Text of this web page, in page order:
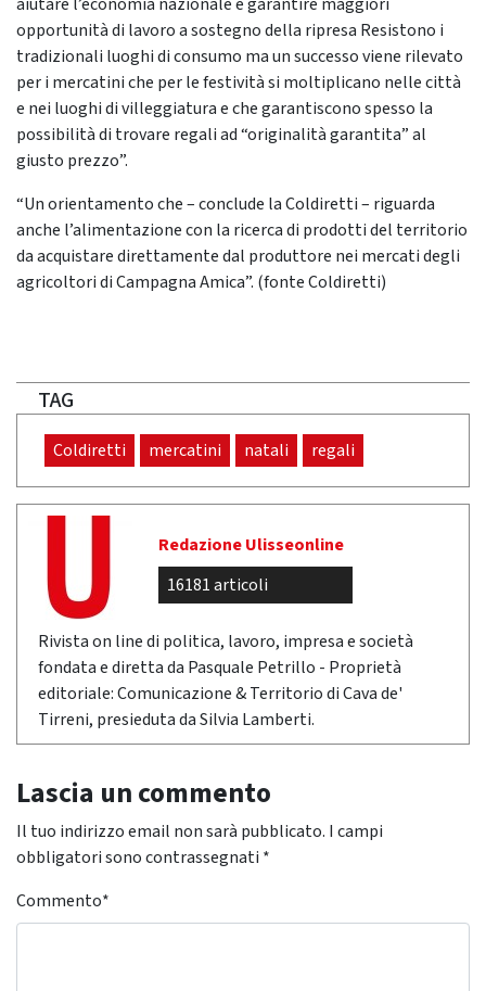
opportunità di lavoro a sostegno della ripresa Resistono i
tradizionali luoghi di consumo ma un successo viene rilevato
per i mercatini che per le festività si moltiplicano nelle città
e nei luoghi di villeggiatura e che garantiscono spesso la
possibilità di trovare regali ad “originalità garantita” al
giusto prezzo”.
“Un orientamento che – conclude la Coldiretti – riguarda
anche l’alimentazione con la ricerca di prodotti del territorio
da acquistare direttamente dal produttore nei mercati degli
agricoltori di Campagna Amica”. (fonte Coldiretti)
TAG
Coldiretti mercatini natali regali
Redazione Ulisseonline
16181 articoli
Rivista on line di politica, lavoro, impresa e società
fondata e diretta da Pasquale Petrillo - Proprietà
editoriale: Comunicazione & Territorio di Cava de'
Tirreni, presieduta da Silvia Lamberti.
Lascia un commento
Il tuo indirizzo email non sarà pubblicato. I campi
obbligatori sono contrassegnati *
Commento*